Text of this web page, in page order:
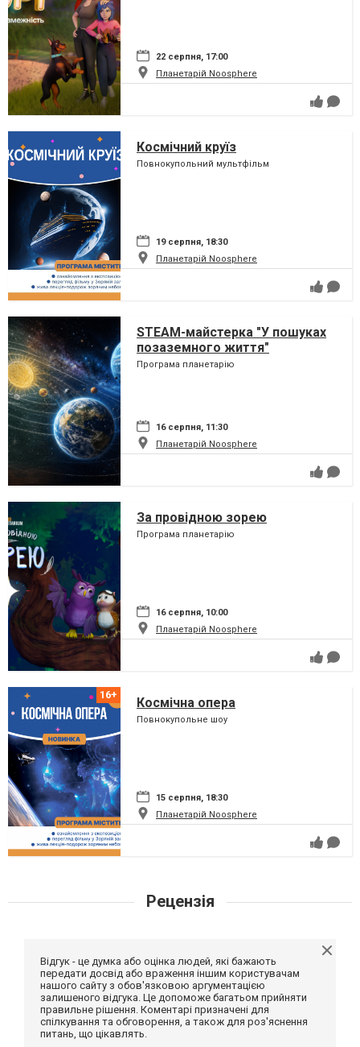
22 серпня, 17:00
Планетарій Noosphere
Космічний круїз
Повнокупольний мультфільм
19 серпня, 18:30
Планетарій Noosphere
STEAM-майстерка "У пошуках
позаземного життя"
Програма планетарію
16 серпня, 11:30
Планетарій Noosphere
За провідною зорею
Програма планетарію
16 серпня, 10:00
Планетарій Noosphere
Космічна опера
Повнокупольне шоу
15 серпня, 18:30
Планетарій Noosphere
Рецензія
Відгук - це думка або оцінка людей, які бажають
передати досвід або враження іншим користувачам
нашого сайту з обов'язковою аргументацією
залишеного відгука. Це допоможе багатьом прийняти
правильне рішення. Коментарі призначені для
спілкування та обговорення, а також для роз'яснення
питань, що цікавлять.